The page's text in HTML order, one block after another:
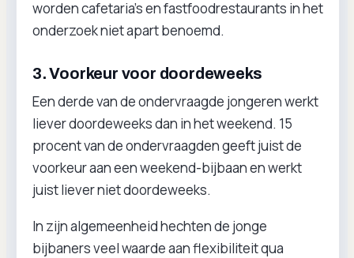
worden cafetaria’s en fastfoodrestaurants in het
onderzoek niet apart benoemd.
3. Voorkeur voor doordeweeks
Een derde van de ondervraagde jongeren werkt
liever doordeweeks dan in het weekend. 15
procent van de ondervraagden geeft juist de
voorkeur aan een weekend-bijbaan en werkt
juist liever niet doordeweeks.
In zijn algemeenheid hechten de jonge
bijbaners veel waarde aan flexibiliteit qua